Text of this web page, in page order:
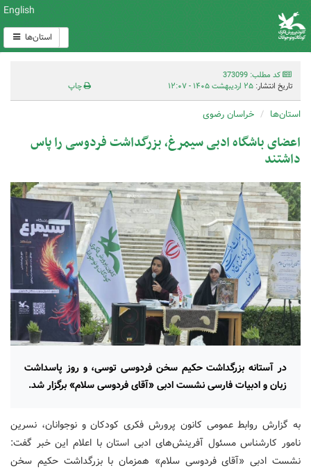
English
استان‌ها
کد مطلب: 373099
تاریخ انتشار: ۲۵ اردیبهشت ۱۴۰۵ - ۱۲:۰۷ چاپ
استان‌ها خراسان رضوی
اعضای باشگاه ادبی سیمرغ، بزرگداشت فردوسی را پاس
داشتند
در آستانه بزرگداشت حکیم سخن فردوسی توسی، و روز پاسداشت
زبان و ادبیات فارسی نشست ادبی «آقای فردوسی سلام» برگزار شد.
به گزارش روابط عمومی کانون پرورش فکری کودکان و نوجوانان، نسرین
نامور کارشناس مسئول آفرینش‌های ادبی استان با اعلام این خبر گفت:
نشست ادبی «آقای فردوسی سلام» همزمان با بزرگداشت حکیم سخن